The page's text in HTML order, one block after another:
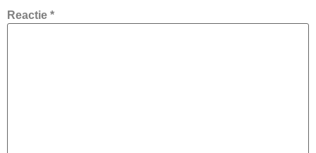
Reactie *